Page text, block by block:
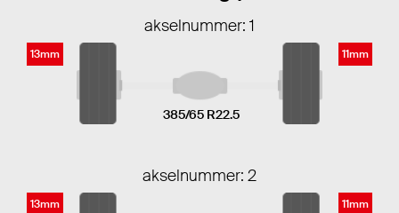
akselnummer: 1
13mm
385/65 R22.5
11mm
akselnummer: 2
13mm 11mm